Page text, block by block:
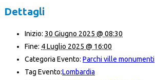
Dettagli
Inizio: 30 Giugno 2025 @ 08:30
Fine: 4 Luglio 2025 @ 16:00
Categoria Evento: Parchi ville monumenti
Tag Evento:Lombardia